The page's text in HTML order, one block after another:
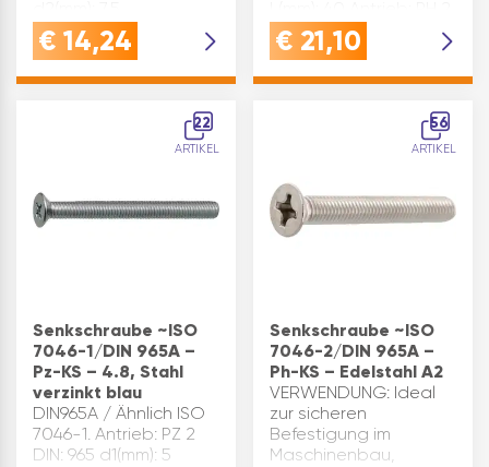
Festigkeitsklasse: 4.8
Form: 1 Gewindeform:
Oberfläche: verzinkt-
€ 14,24
Oberfläche: verzinkt-
blau Festigkeitsklasse:
Gewindeform: M ISO:
€ 21,10
22
ARTIKEL
Senkschraube ~ISO
7046-1/DIN 965A –
Pz-KS – 4.8, Stahl
verzinkt blau
DIN965A / Ähnlich ISO
7046-1. Antrieb: PZ 2
DIN: 965 d1(mm): 5
56
ARTIKEL
Senkschraube ~ISO
7046-2/DIN 965A –
Ph-KS – Edelstahl A2
VERWENDUNG: Ideal
zur sicheren
Befestigung im
Maschinenbau,